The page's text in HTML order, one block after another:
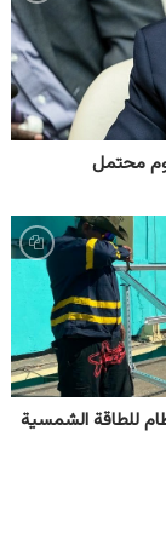
محتمل
للطاقة الشمسية